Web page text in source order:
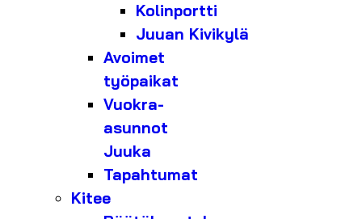
Kolinportti
Juuan Kivikylä
Avoimet
työpaikat
Vuokra-
asunnot
Juuka
Tapahtumat
Kitee